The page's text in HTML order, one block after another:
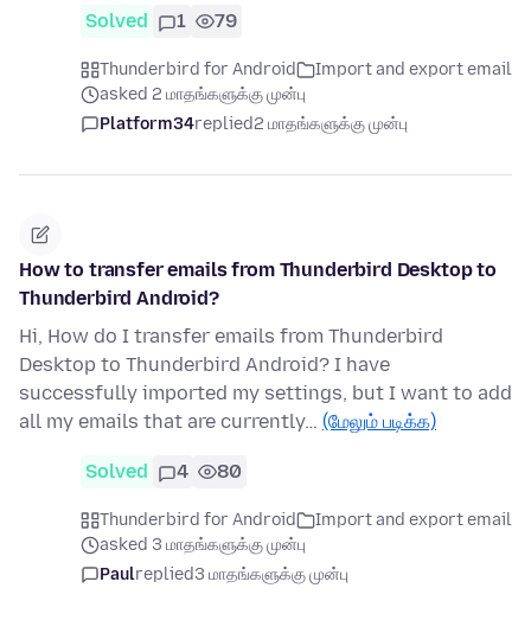
Solved 1 79
Thunderbird for Android
Import and export email
asked 2 மாதங்களுக்கு முன்பு
Platform34replied2 மாதங்களுக்கு முன்பு
How to transfer emails from Thunderbird Desktop to
Thunderbird Android?
Hi, How do I transfer emails from Thunderbird
Desktop to Thunderbird Android? I have
successfully imported my settings, but I want to add
all my emails that are currently… (மேலும் படிக்க)
Solved 4 80
Thunderbird for Android
Import and export email
asked 3 மாதங்களுக்கு முன்பு
Paulreplied3 மாதங்களுக்கு முன்பு